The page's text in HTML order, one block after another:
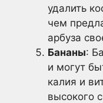
удалить
чем
арбуза
Бананы:
и могут
калия и
высокого